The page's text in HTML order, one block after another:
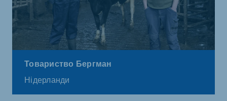
Товариство Бергман
Нідерланди